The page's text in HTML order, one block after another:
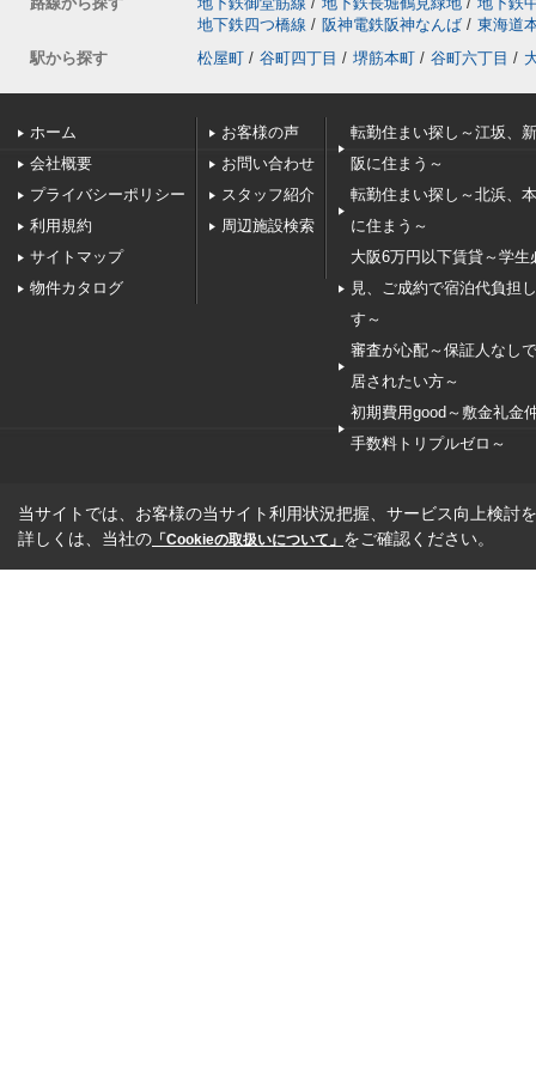
地下鉄四つ橋線 / 阪神電鉄阪神なんば / 東海道
駅から探す
松屋町 / 谷町四丁目 / 堺筋本町 / 谷町六丁目 /
ホーム
会社概要
プライバシーポリシー
利用規約
サイトマップ
物件カタログ
お客様の声
お問い合わせ
スタッフ紹介
周辺施設検索
転勤住まい探し～江坂、
阪に住まう～
転勤住まい探し～北浜、
に住まう～
大阪6万円以下賃貸～学生
見、ご成約で宿泊代負担
す～
審査が心配～保証人なし
居されたい方～
初期費用good～敷金礼金
手数料トリプルゼロ～
当サイトでは、お客様の当サイト利用状況把握、サービス向上検討
詳しくは、当社の 「Cookieの取扱いについて」 をご確認ください。